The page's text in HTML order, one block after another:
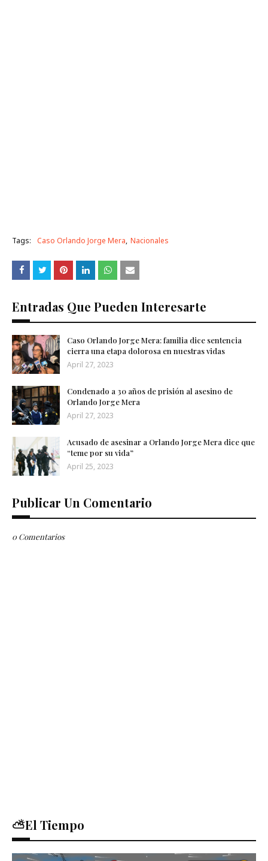
Tags: Caso Orlando Jorge Mera Nacionales
Entradas Que Pueden Interesarte
Caso Orlando Jorge Mera: familia dice sentencia
cierra una etapa dolorosa en nuestras vidas
April 27, 2023
Condenado a 30 años de prisión al asesino de
Orlando Jorge Mera
April 27, 2023
Acusado de asesinar a Orlando Jorge Mera dice que
“teme por su vida”
April 25, 2023
Publicar Un Comentario
0 Comentarios
⛅El Tiempo